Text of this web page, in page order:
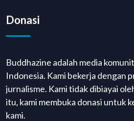
Donasi
Buddhazine adalah media
Indonesia. Kami bekerja dengan
jurnalisme. Kami tidak dibiayai
itu, kami membuka donasi untuk
kami.